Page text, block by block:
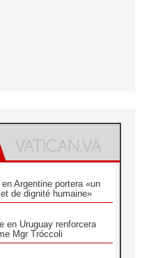
Argentine portera «un
de dignité humaine»
en Uruguay renforcera
Mgr Tróccoli